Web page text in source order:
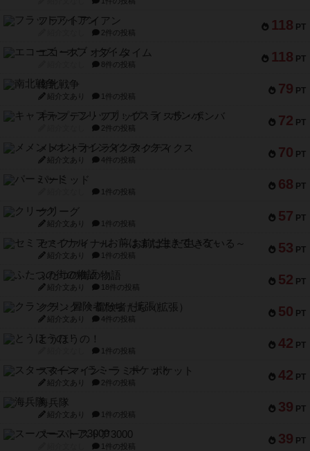
118 PT
フラットアイアン
2件の投稿
118 PT
エコーズ・オブ・タイム
8件の投稿
79 PT
南北戦争
紹介文あり 1件の投稿
72 PT
キャプテン・フリップ：イスラ・ボンバ
2件の投稿
70 PT
メメントオンラインタクティクス
紹介文あり 4件の投稿
68 PT
パーミッド
1件の投稿
57 PT
クリーグ
紹介文あり 1件の投稿
53 PT
セミファイナル ～お前はまだ生きている～
紹介文あり 1件の投稿
52 PT
ふたつの街の物語
紹介文あり 18件の投稿
50 PT
クランク! ：冒険者たち（拡張）
紹介文あり 4件の投稿
42 PT
とうほうの！
1件の投稿
42 PT
スターマイン・ラミー ポケット
紹介文あり 2件の投稿
39 PT
海兵隊
紹介文あり 1件の投稿
39 PT
スーパーストア3000
1件の投稿